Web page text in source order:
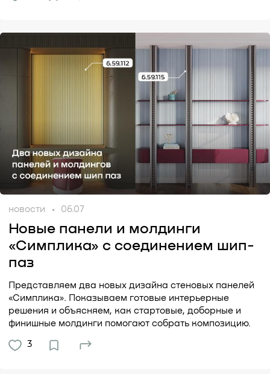
новости 06.07
Новые панели и молдинги
«Симплика» с соединением шип-
паз
Представляем два новых дизайна стеновых панелей
«Симплика». Показываем готовые интерьерные
решения и объясняем, как стартовые, доборные и
финишные молдинги помогают собрать композицию.
3